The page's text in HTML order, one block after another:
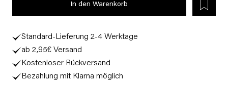
In den Warenkorb
Standard-Lieferung 2-4 Werktage
ab 2,95€ Versand
Kostenloser Rückversand
Bezahlung mit Klarna möglich